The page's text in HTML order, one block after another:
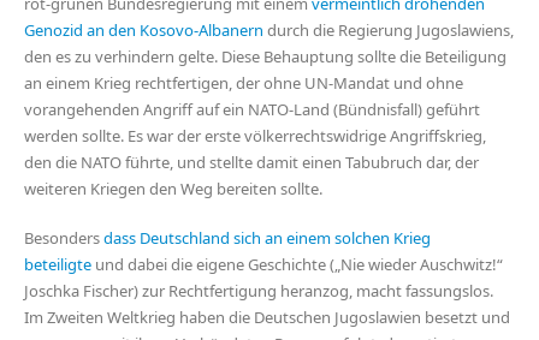
Genozid an den Kosovo-Albanern durch die Regierung Jugoslawiens,
den es zu verhindern gelte. Diese Behauptung sollte die Beteiligung
an einem Krieg rechtfertigen, der ohne UN-Mandat und ohne
vorangehenden Angriff auf ein NATO-Land (Bündnisfall) geführt
werden sollte. Es war der erste völkerrechtswidrige Angriffskrieg,
den die NATO führte, und stellte damit einen Tabubruch dar, der
weiteren Kriegen den Weg bereiten sollte.
Besondersdass Deutschland sich an einem solchen Krieg
beteiligte und dabei die eigene Geschichte („Nie wieder Auschwitz!“
Joschka Fischer) zur Rechtfertigung heranzog, macht fassungslos.
Im Zweiten Weltkrieg haben die Deutschen Jugoslawien besetzt und